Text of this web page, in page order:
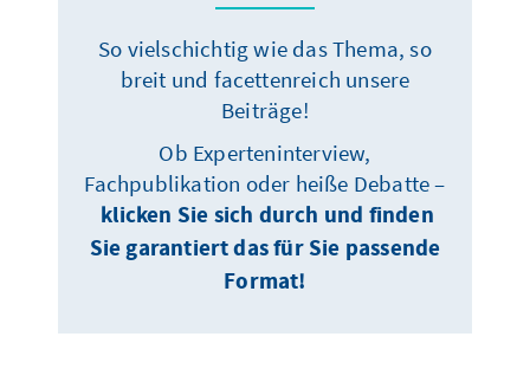
So vielschichtig wie das Thema, so
breit und facettenreich unsere
Beiträge!
Ob Experteninterview,
Fachpublikation oder heiße Debatte –
klicken Sie sich durch und finden
Sie garantiert das für Sie passende
Format!